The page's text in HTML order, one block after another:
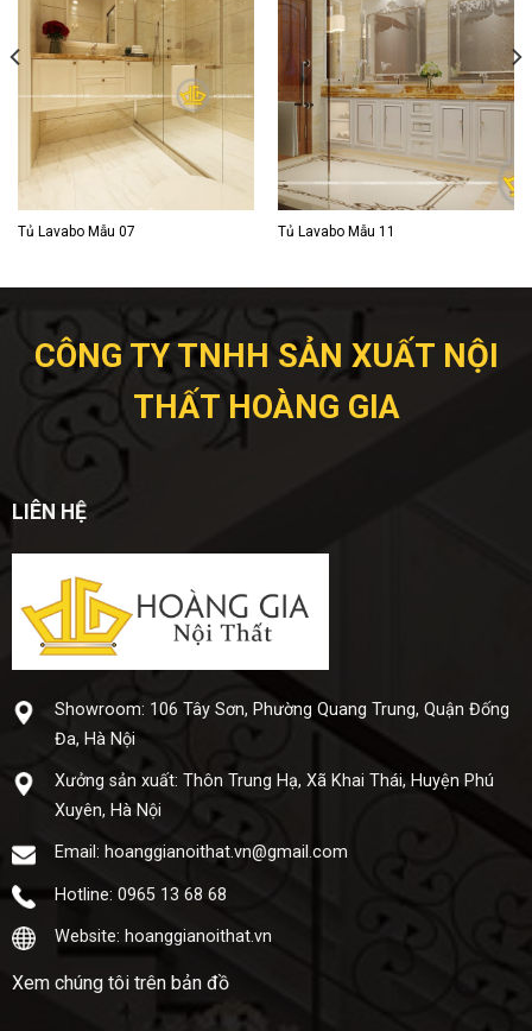
Tủ Lavabo Mẫu 07 Tủ Lavabo Mẫu 11
CÔNG TY TNHH SẢN XUẤT NỘI
THẤT HOÀNG GIA
LIÊN HỆ
Showroom: 106 Tây Sơn, Phường Quang Trung, Quận Đống
Đa, Hà Nội
Xưở​ng sả​n xuấ​t: Thôn Trung Hạ, Xã Khai Thái, Huyện Phú
Xuyên, Hà Nội
Email: hoanggianoithat.vn@gmail.com
Hotline: 0965 13 68 68
Website: hoanggianoithat.vn
Xem chúng tôi trên bản đồ